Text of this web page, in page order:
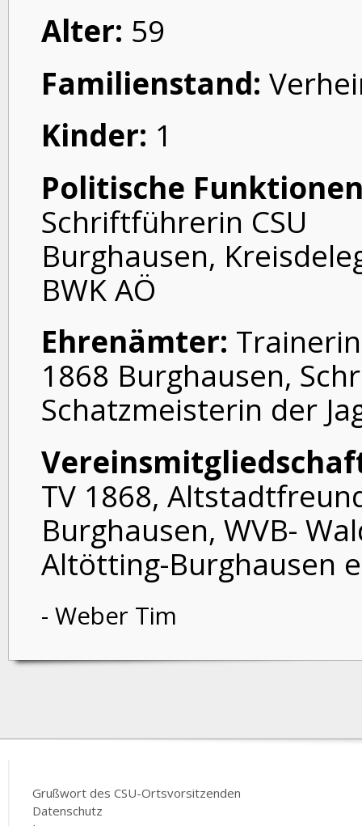
Alter: 59
Familienstand:
Kinder: 1
Politische
Schriftführerin CSU
Burghausen,
BWK AÖ
Ehrenämter:
1868 Burghausen,
Schatzmeisterin der
TV 1868,
Burghausen, WVB-
Altötting-Burghausen
- Weber Tim
Grußwort des CSU-Ortsvorsitzenden
Datenschutz